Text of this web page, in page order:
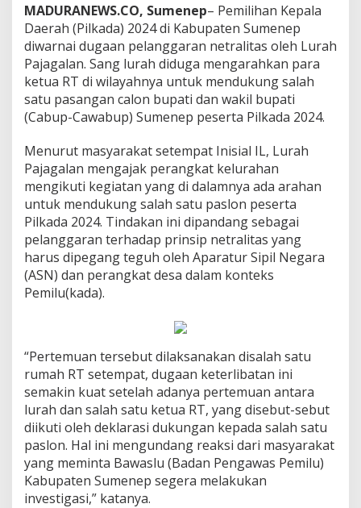
MADURANEWS.CO, Sumenep– Pemilihan Kepala
Daerah (Pilkada) 2024 di Kabupaten Sumenep
diwarnai dugaan pelanggaran netralitas oleh Lurah
Pajagalan. Sang lurah diduga mengarahkan para
ketua RT di wilayahnya untuk mendukung salah
satu pasangan calon bupati dan wakil bupati
(Cabup-Cawabup) Sumenep peserta Pilkada 2024.
Menurut masyarakat setempat Inisial IL, Lurah
Pajagalan mengajak perangkat kelurahan
mengikuti kegiatan yang di dalamnya ada arahan
untuk mendukung salah satu paslon peserta
Pilkada 2024. Tindakan ini dipandang sebagai
pelanggaran terhadap prinsip netralitas yang
harus dipegang teguh oleh Aparatur Sipil Negara
(ASN) dan perangkat desa dalam konteks
Pemilu(kada).
“Pertemuan tersebut dilaksanakan disalah satu
rumah RT setempat, dugaan keterlibatan ini
semakin kuat setelah adanya pertemuan antara
lurah dan salah satu ketua RT, yang disebut-sebut
diikuti oleh deklarasi dukungan kepada salah satu
paslon. Hal ini mengundang reaksi dari masyarakat
yang meminta Bawaslu (Badan Pengawas Pemilu)
Kabupaten Sumenep segera melakukan
investigasi,” katanya.